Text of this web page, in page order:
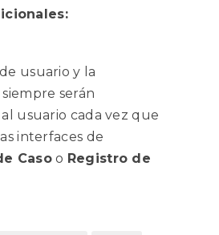
usuario y la
serán
usuario cada vez que
interfaces de
Casoo Registro de